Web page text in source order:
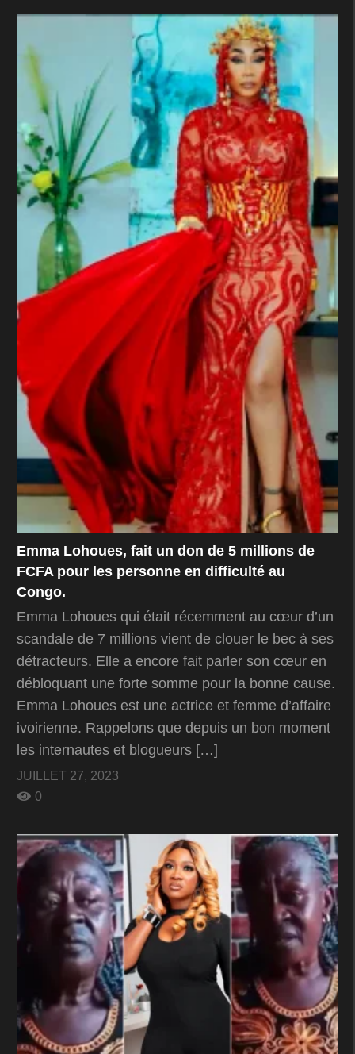
Emma Lohoues, fait un don de 5 millions de
FCFA pour les personne en difficulté au
Congo.
Emma Lohoues qui était récemment au cœur d’un
scandale de 7 millions vient de clouer le bec à ses
détracteurs. Elle a encore fait parler son cœur en
débloquant une forte somme pour la bonne cause.
Emma Lohoues est une actrice et femme d’affaire
ivoirienne. Rappelons que depuis un bon moment
les internautes et blogueurs […]
JUILLET 27, 2023
0